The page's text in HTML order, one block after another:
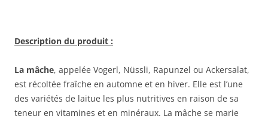
Description du produit :
La mâche, appelée Vogerl, Nüssli, Rapunzel ou Ackersalat,
est récoltée fraîche en automne et en hiver. Elle est l’une
des variétés de laitue les plus nutritives en raison de sa
teneur en vitamines et en minéraux. La mâche se marie